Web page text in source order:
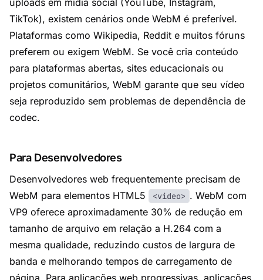
uploads em mídia social (YouTube, Instagram,
TikTok), existem cenários onde WebM é preferível.
Plataformas como Wikipedia, Reddit e muitos fóruns
preferem ou exigem WebM. Se você cria conteúdo
para plataformas abertas, sites educacionais ou
projetos comunitários, WebM garante que seu vídeo
seja reproduzido sem problemas de dependência de
codec.
Para Desenvolvedores
Desenvolvedores web frequentemente precisam de
WebM para elementos HTML5
<video> . WebM com
VP9 oferece aproximadamente 30% de redução em
tamanho de arquivo em relação a H.264 com a
mesma qualidade, reduzindo custos de largura de
banda e melhorando tempos de carregamento de
página. Para aplicações web progressivas, aplicações